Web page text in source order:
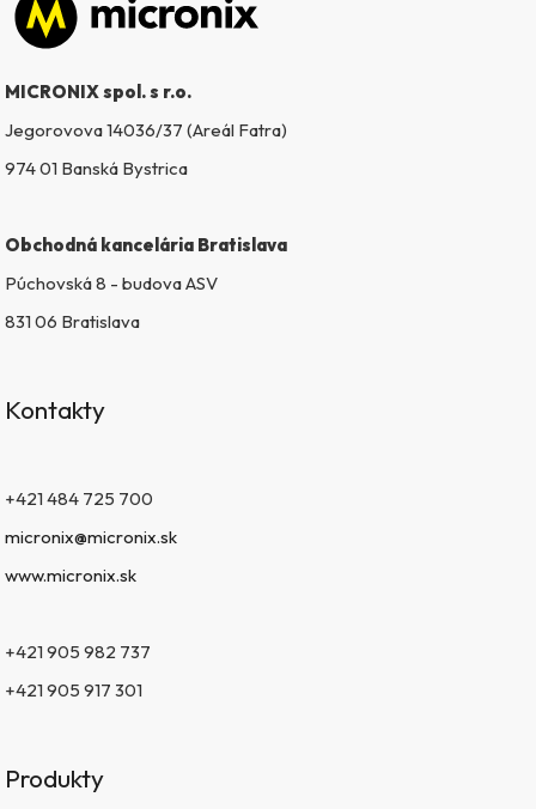
Zápätie
MICRONIX spol. s r.o.
Jegorovova 14036/37 (Areál Fatra)
974 01 Banská Bystrica
Obchodná kancelária Bratislava
Púchovská 8 - budova ASV
831 06 Bratislava
Kontakty
+421 484 725 700
micronix@micronix.sk
www.micronix.sk
+421 905 982 737
+421 905 917 301
Produkty